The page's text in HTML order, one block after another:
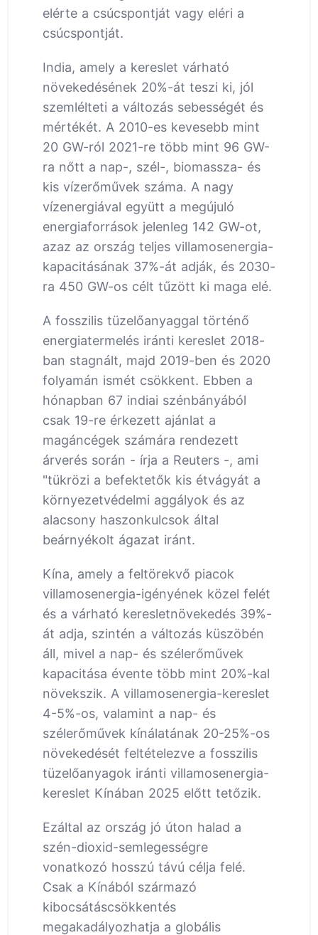
elérte a csúcspontját vagy eléri a
csúcspontját.
India, amely a kereslet várható
növekedésének 20%-át teszi ki, jól
szemlélteti a változás sebességét és
mértékét. A 2010-es kevesebb mint
20 GW-ról 2021-re több mint 96 GW-
ra nőtt a nap-, szél-, biomassza- és
kis vízerőművek száma. A nagy
vízenergiával együtt a megújuló
energiaforrások jelenleg 142 GW-ot,
azaz az ország teljes villamosenergia-
kapacitásának 37%-át adják, és 2030-
ra 450 GW-os célt tűzött ki maga elé.
A fosszilis tüzelőanyaggal történő
energiatermelés iránti kereslet 2018-
ban stagnált, majd 2019-ben és 2020
folyamán ismét csökkent. Ebben a
hónapban 67 indiai szénbányából
csak 19-re érkezett ajánlat a
magáncégek számára rendezett
árverés során - írja a Reuters -, ami
"tükrözi a befektetők kis étvágyát a
környezetvédelmi aggályok és az
alacsony haszonkulcsok által
beárnyékolt ágazat iránt.
Kína, amely a feltörekvő piacok
villamosenergia-igényének közel felét
és a várható keresletnövekedés 39%-
át adja, szintén a változás küszöbén
áll, mivel a nap- és szélerőművek
kapacitása évente több mint 20%-kal
növekszik. A villamosenergia-kereslet
4-5%-os, valamint a nap- és
szélerőművek kínálatának 20-25%-os
növekedését feltételezve a fosszilis
tüzelőanyagok iránti villamosenergia-
kereslet Kínában 2025 előtt tetőzik.
Ezáltal az ország jó úton halad a
szén-dioxid-semlegességre
vonatkozó hosszú távú célja felé.
Csak a Kínából származó
kibocsátáscsökkentés
megakadályozhatja a globális